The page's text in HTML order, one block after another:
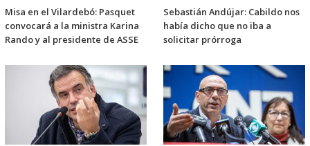
Misa en el Vilardebó: Pasquet
convocará a la ministra Karina
Rando y al presidente de ASSE
Sebastián Andújar: Cabildo nos
había dicho que no iba a
solicitar prórroga